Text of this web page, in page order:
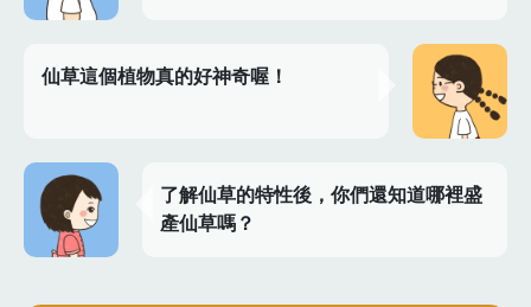
仙草這個植物真的好神奇喔！
了解仙草的特性後，你們還知道哪裡盛
產仙草嗎？